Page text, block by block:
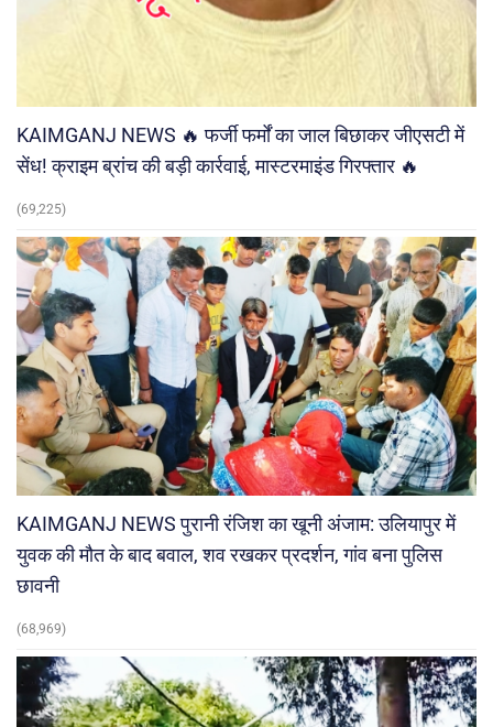
KAIMGANJ NEWS 🔥 फर्जी फर्मों का जाल बिछाकर जीएसटी में
सेंध! क्राइम ब्रांच की बड़ी कार्रवाई, मास्टरमाइंड गिरफ्तार 🔥
(69,225)
KAIMGANJ NEWS पुरानी रंजिश का खूनी अंजाम: उलियापुर में
युवक की मौत के बाद बवाल, शव रखकर प्रदर्शन, गांव बना पुलिस
छावनी
(68,969)